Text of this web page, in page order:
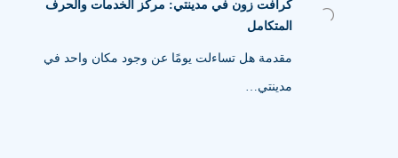
كرافت زون في مدينتي: مركز الخدمات والحرف
المتكامل
مقدمة هل تساءلت يومًا عن وجود مكان واحد في
مدينتي…